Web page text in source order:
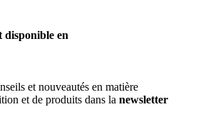
disponible en
et nouveautés en matière
et de produits dans la newsletter